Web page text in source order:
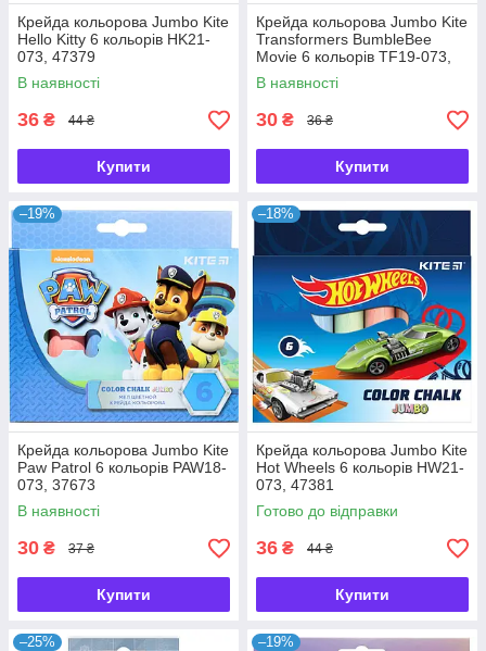
Крейда кольорова Jumbo Kite
Hello Kitty 6 кольорів HK21-
073, 47379
В наявності
36 ₴ 44 ₴
Купити
Крейда кольорова Jumbo Kite
Transformers BumbleBee
Movie 6 кольорів TF19-073,
40284
В наявності
30 ₴ 36 ₴
Купити
–19%
Крейда кольорова Jumbo Kite
Paw Patrol 6 кольорів PAW18-
073, 37673
В наявності
30 ₴ 37 ₴
Купити
–18%
Крейда кольорова Jumbo Kite
Hot Wheels 6 кольорів HW21-
073, 47381
Готово до відправки
36 ₴ 44 ₴
Купити
–25% –19%